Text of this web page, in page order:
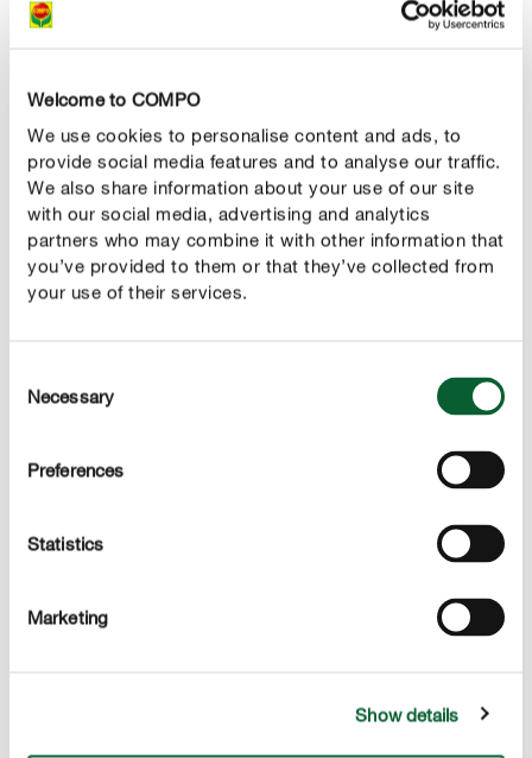
Welcome to COMPO
We use cookies to personalise content and ads, to
provide social media features and to analyse our traffic.
We also share information about your use of our site
with our social media, advertising and analytics
partners who may combine it with other information that
you’ve provided to them or that they’ve collected from
your use of their services.
Selection
Necessary
Preferences
Statistics
Marketing
Show details
slechts enkele stappen en ontdek zo als eerst onze
nieuwigheden, innovaties en acties
NAAR HET HANDELAARSPORTAAL